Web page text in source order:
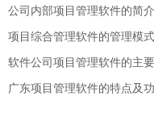
公司内部项目管理软件的简
项目综合管理软件的管理模
软件公司项目管理软件的主
广东项目管理软件的特点及